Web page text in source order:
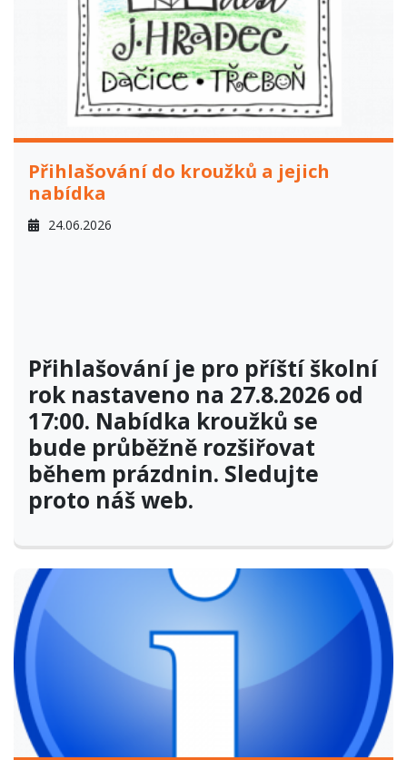
Přihlašování do kroužků a jejich
nabídka
24.06.2026
Přihlašování je pro příští školní
rok nastaveno na 27.8.2026 od
17:00. Nabídka kroužků se
bude průběžně rozšiřovat
během prázdnin. Sledujte
proto náš web.